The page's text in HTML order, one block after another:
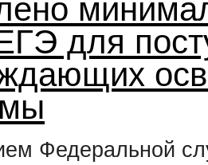
для
Федеральной